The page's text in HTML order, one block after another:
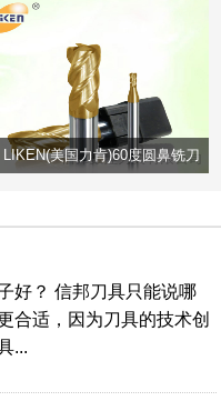
LIKEN(美国力肯)60度圆鼻铣刀
好？ 信邦刀具只能说哪
合适，因为刀具的技术创
...